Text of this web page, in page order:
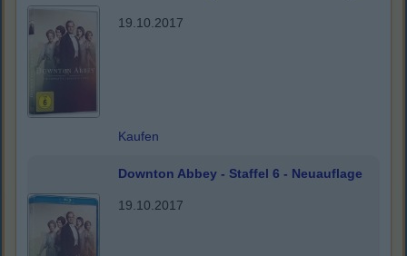
19.10.2017
Kaufen
Downton Abbey - Staffel 6 - Neuauflage
19.10.2017